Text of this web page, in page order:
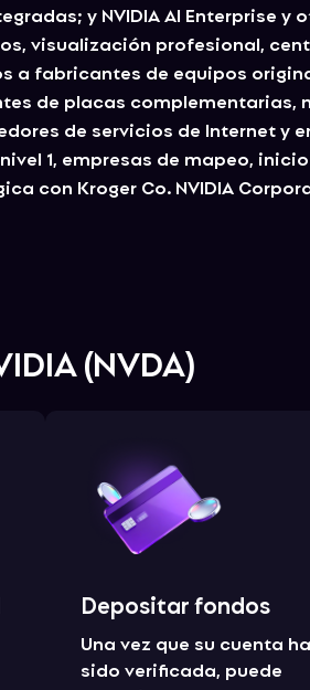
y NVIDIA AI Enterprise y
visualización profesional,
a fabricantes de equipos
de placas
de servicios de Internet y
1, empresas de mapeo,
con Kroger Co. NVIDIA
(NVDA)
Depositar fondos
Una vez que su cuenta
sido verificada, puede